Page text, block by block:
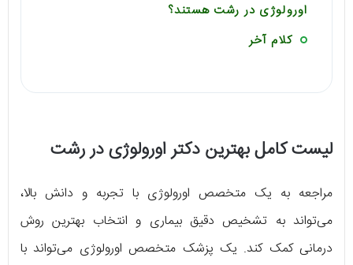
اورولوژی در رشت هستند؟
کلام آخر
لیست کامل بهترین دکتر اورولوژی در رشت
مراجعه به یک متخصص اورولوژی با تجربه و دانش بالا،
می‌تواند به تشخیص دقیق بیماری و انتخاب بهترین روش
درمانی کمک کند. یک پزشک متخصص اورولوژی می‌تواند با